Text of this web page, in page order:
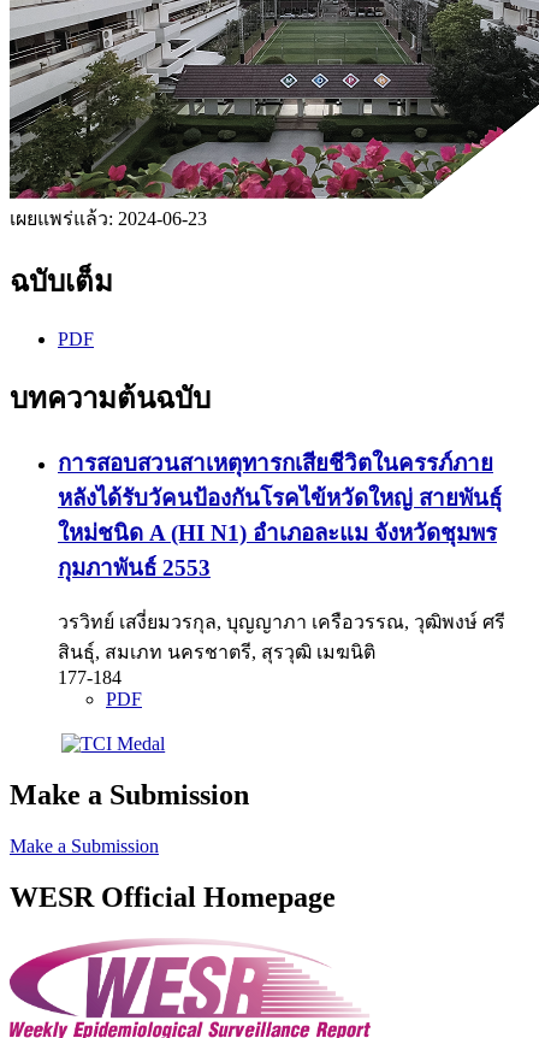
เผยแพร่แล้ว: 2024-06-23
ฉบับเต็ม
PDF
บทความต้นฉบับ
การสอบสวนสาเหตุทารกเสียชีวิตในครรภ์ภาย
หลังได้รับวัคนป้องกันโรคไข้หวัดใหญ่ สายพันธุ์
ใหม่ชนิด A (HI N1) อำเภอละแม จังหวัดชุมพร
กุมภาพันธ์ 2553
วรวิทย์ เสงี่ยมวรกุล, บุญญาภา เครือวรรณ, วุฒิพงษ์ ศรี
สินธุ์, สมเภท นครชาตรี, สุรวุฒิ เมฆนิติ
177-184
PDF
Make a Submission
Make a Submission
WESR Official Homepage